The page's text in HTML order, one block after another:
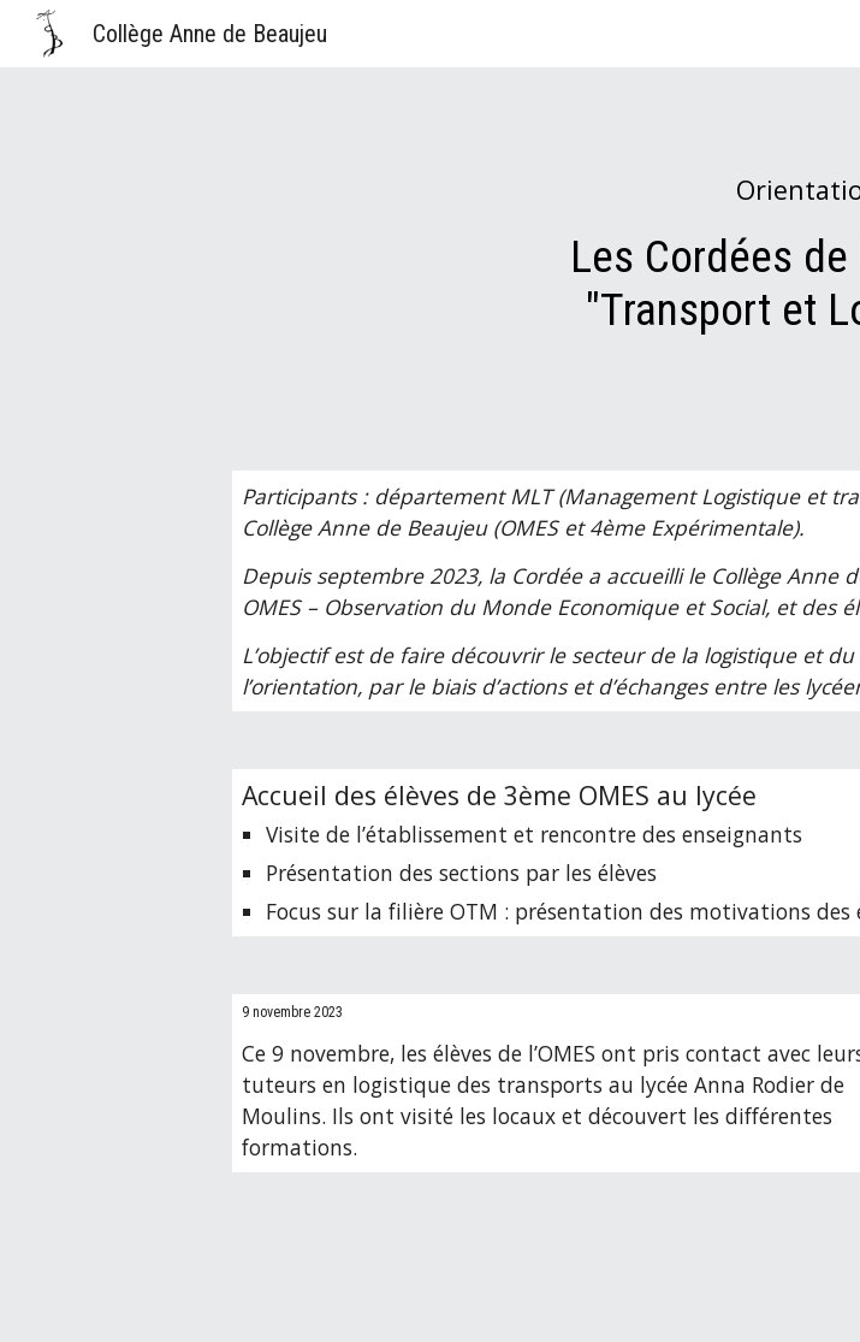
Collège Anne de Beaujeu
Les Cordées
"Transport et
Participants : département MLT (Management Logistique et
Collège Anne de Beaujeu (OMES et 4ème Expérimentale).
Depuis septembre 2023, la Cordée a accueilli le Collège Anne
OMES – Observation du Monde Economique et Social, et des
L’objectif est de faire découvrir le secteur de la logistique et
l’orientation, par le biais d’actions et d’échanges entre les
Accueil des élèves de 3ème OMES au lycée
Visite de l’établissement et rencontre des enseignants
Présentation des sections par les élèves
Focus sur la filière OTM : présentation des motivations des
9 novembre 2023
Ce 9 novembre, les élèves de l’OMES ont pris contact avec
tuteurs en logistique des transports au lycée Anna Rodier de
Moulins. Ils ont visité les locaux et découvert les différentes
formations.